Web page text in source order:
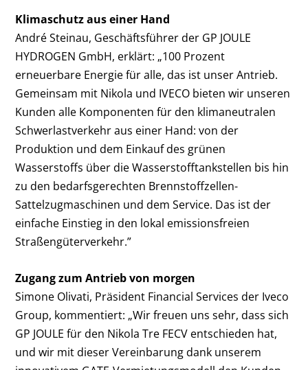
Klimaschutz aus einer Hand
André Steinau, Geschäftsführer der GP JOULE
HYDROGEN GmbH, erklärt: „100 Prozent
erneuerbare Energie für alle, das ist unser Antrieb.
Gemeinsam mit Nikola und IVECO bieten wir unseren
Kunden alle Komponenten für den klimaneutralen
Schwerlastverkehr aus einer Hand: von der
Produktion und dem Einkauf des grünen
Wasserstoffs über die Wasserstofftankstellen bis hin
zu den bedarfsgerechten Brennstoffzellen-
Sattelzugmaschinen und dem Service. Das ist der
einfache Einstieg in den lokal emissionsfreien
Straßengüterverkehr.”
Zugang zum Antrieb von morgen
Simone Olivati, Präsident Financial Services der Iveco
Group, kommentiert: „Wir freuen uns sehr, dass sich
GP JOULE für den Nikola Tre FECV entschieden hat,
und wir mit dieser Vereinbarung dank unserem